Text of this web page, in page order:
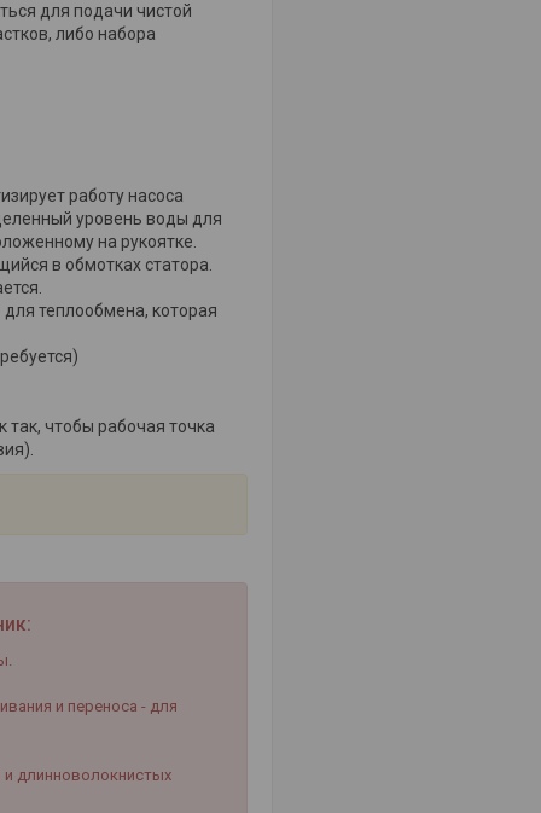
для подачи чистой
либо набора
работу насоса
уровень воды для
на рукоятке.
в обмотках статора.
теплообмена, которая
так, чтобы рабочая точка
и переноса - для
и длинноволокнистых